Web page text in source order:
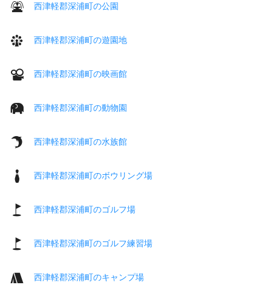
西津軽郡深浦町の公園
西津軽郡深浦町の遊園地
西津軽郡深浦町の映画館
西津軽郡深浦町の動物園
西津軽郡深浦町の水族館
西津軽郡深浦町のボウリング場
西津軽郡深浦町のゴルフ場
西津軽郡深浦町のゴルフ練習場
西津軽郡深浦町のキャンプ場